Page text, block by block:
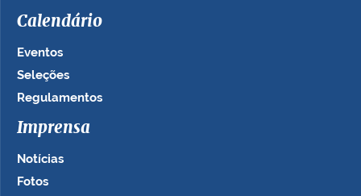
Calendário
Eventos
Seleções
Regulamentos
Imprensa
Notícias
Fotos